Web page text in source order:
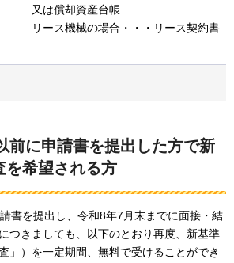
又は償却資産台帳
リース機械の場合・・・リース契約書
前に申請書を提出した方で新
を希望される方
書を提出し、令和8年7月末までに面接・結
つきましても、以下のとおり再度、新基準
」）を一定期間、無料で受けることができ